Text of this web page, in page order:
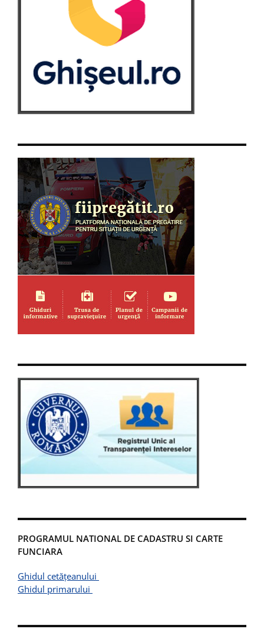
PROGRAMUL NATIONAL DE CADASTRU SI CARTE
FUNCIARA
Ghidul cetățeanului
Ghidul primarului